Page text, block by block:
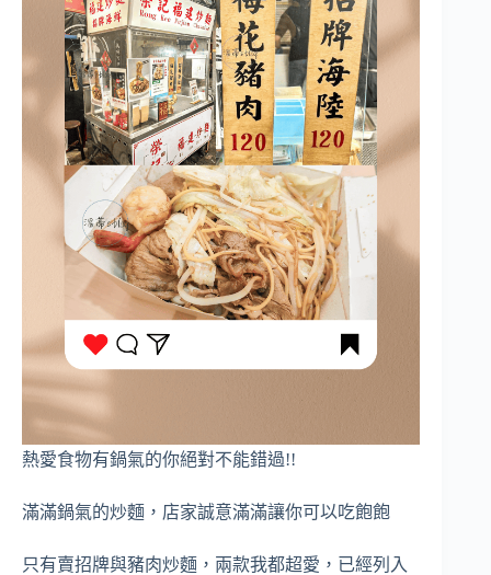
熱愛食物有鍋氣的你絕對不能錯過!!
滿滿鍋氣的炒麵，店家誠意滿滿讓你可以吃飽飽
只有賣招牌與豬肉炒麵，兩款我都超愛，已經列入